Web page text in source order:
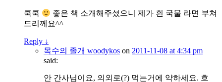
쿡쿡
좋은 책 소개해주셨으니 제가 흰 국물 라면 부쳐
드리께요^^
Reply ↓
목수의 졸개 woodykos on 2011-11-08 at 4:34 pm
said:
안 간사님이요, 의외로(?) 먹는거에 약하세요. 흐